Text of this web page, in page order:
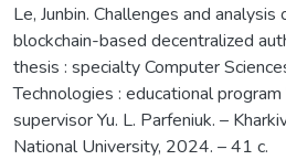
Le, Junbin. Challenges and
blockchain-based decentralized
thesis : specialty Computer
Technologies : educational
supervisor Yu. L. Parfeniuk. –
National University, 2024. – 41 с.